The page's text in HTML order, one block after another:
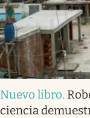
Nuevo libro.
ciencia